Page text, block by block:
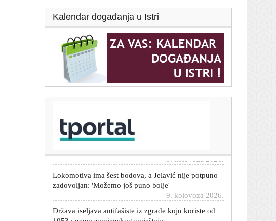
Kalendar događanja u Istri
Ruska prijetnja Europi nalazi se u susjedstvu? U
gradu na granici će izbiti kriza
Lokomotiva ima šest bodova, a Jelavić nije potpuno
zadovoljan: 'Možemo još puno bolje'
9. kolovoza 2026.
Država iseljava antifašiste iz zgrade koju koriste od
1953.; nema zamjenskog smještaja